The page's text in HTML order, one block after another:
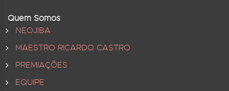
Quem Somos
NEOJIBA
MAESTRO RICARDO CASTRO
PREMIAÇÕES
EQUIPE